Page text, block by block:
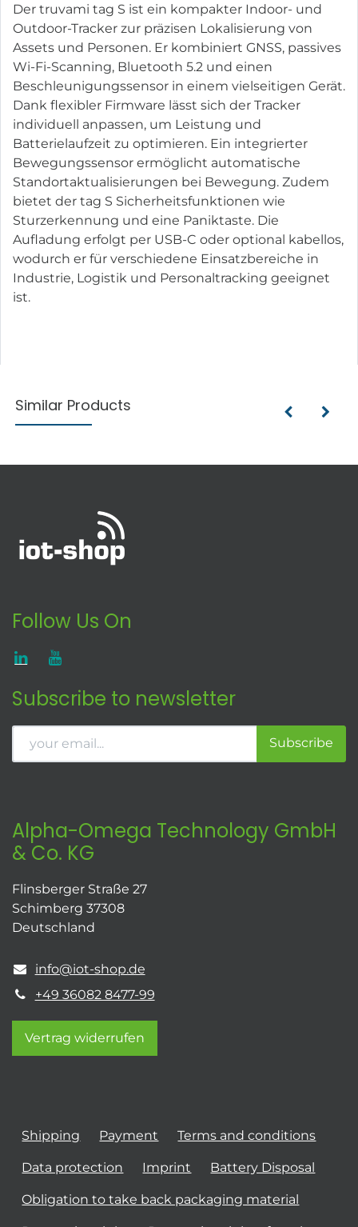
Der truvami tag S ist ein kompakter Indoor- und
Outdoor-Tracker zur präzisen Lokalisierung von
Assets und Personen. Er kombiniert GNSS, passives
Wi-Fi-Scanning, Bluetooth 5.2 und einen
Beschleunigungssensor in einem vielseitigen Gerät.
Dank flexibler Firmware lässt sich der Tracker
individuell anpassen, um Leistung und
Batterielaufzeit zu optimieren. Ein integrierter
Bewegungssensor ermöglicht automatische
Standortaktualisierungen bei Bewegung. Zudem
bietet der tag S Sicherheitsfunktionen wie
Sturzerkennung und eine Paniktaste. Die
Aufladung erfolgt per USB-C oder optional kabellos,
wodurch er für verschiedene Einsatzbereiche in
Industrie, Logistik und Personaltracking geeignet
ist.
Similar Products
Follow Us On
Subscribe to newsletter
Subscribe
Alpha-Omega Technology GmbH
& Co. KG
Flinsberger Straße 27
Schimberg 37308
Deutschland
info@iot-shop.de
+49 36082 8477-99
Vertrag widerrufen
Shipping Payment Terms and conditions
Data protection Imprint Battery Disposal
Obligation to take back packaging material